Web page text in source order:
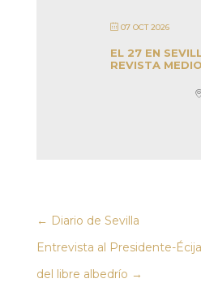
07 OCT 2026
EL 27 EN
REVISTA
← Diario de Sevilla
Entrevista al Presidente-
del libre albedrío →